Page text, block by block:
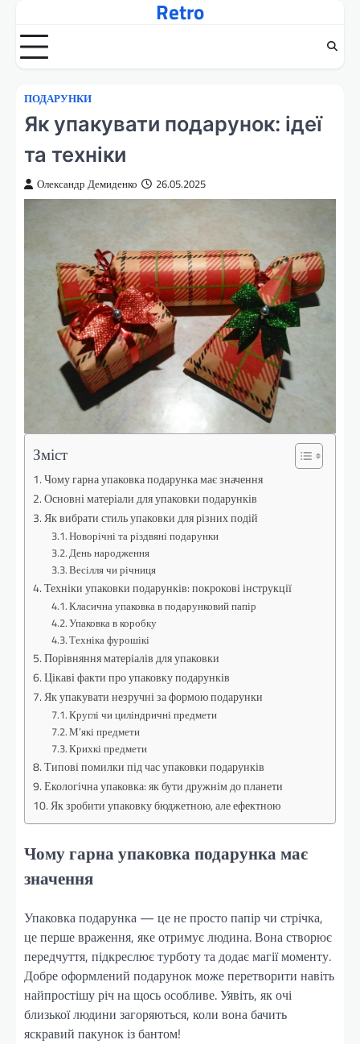
вмісту
Retro
ПОДАРУНКИ
Як упакувати подарунок: ідеї
та техніки
Олександр Демиденко 26.05.2025
Зміст
Чому гарна упаковка подарунка має значення
Основні матеріали для упаковки подарунків
Як вибрати стиль упаковки для різних подій
Новорічні та різдвяні подарунки
День народження
Весілля чи річниця
Техніки упаковки подарунків: покрокові інструкції
Класична упаковка в подарунковий папір
Упаковка в коробку
Техніка фурошікі
Порівняння матеріалів для упаковки
Цікаві факти про упаковку подарунків
Як упакувати незручні за формою подарунки
Круглі чи циліндричні предмети
М’які предмети
Крихкі предмети
Типові помилки під час упаковки подарунків
Екологічна упаковка: як бути дружнім до планети
Як зробити упаковку бюджетною, але ефектною
Чому гарна упаковка подарунка має
значення
Упаковка подарунка — це не просто папір чи стрічка,
це перше враження, яке отримує людина. Вона створює
передчуття, підкреслює турботу та додає магії моменту.
Добре оформлений подарунок може перетворити навіть
найпростішу річ на щось особливе. Уявіть, як очі
близької людини загоряються, коли вона бачить
яскравий пакунок із бантом!